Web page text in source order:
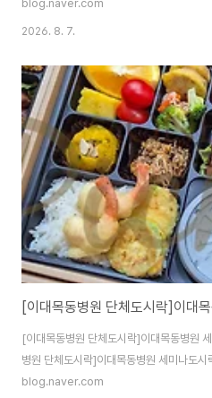
blog.naver.com
2026. 8. 7.
[이대목동병원 단체도시락]이대목동병원
병원 단체도시락]이대목동병원 세미나도
blog.naver.com